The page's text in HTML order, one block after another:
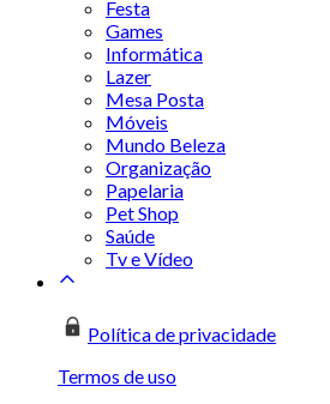
Festa
Games
Informática
Lazer
Mesa Posta
Móveis
Mundo Beleza
Organização
Papelaria
Pet Shop
Saúde
Tv e Vídeo
Política de privacidade
Termos de uso